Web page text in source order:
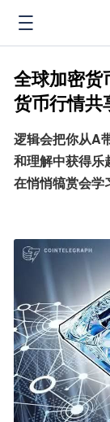
全球加密货
货币行情共
逻辑会把你从A
和理解中获得乐
在悄悄犒赏会学